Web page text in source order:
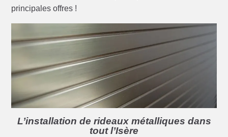
principales offres !
L’installation de rideaux métalliques dans
tout l’Isère